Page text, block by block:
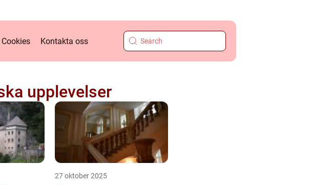
Cookies Kontakta oss
upplevelser
27 oktober 2025